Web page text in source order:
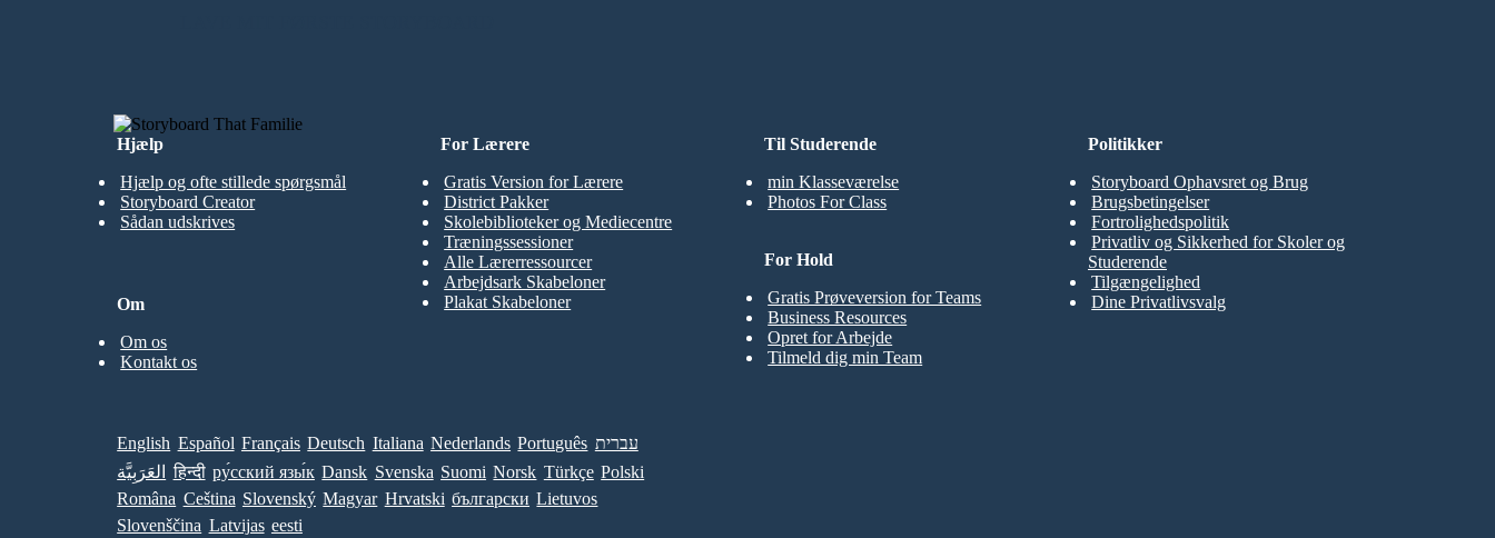
Hjælp
Hjælp og ofte stillede spørgsmål
Storyboard Creator
Sådan udskrives
Til Studerende
min Klasseværelse
Photos For Class
For Lærere
Gratis Version for Lærere
District Pakker
Skolebiblioteker og Mediecentre
Træningssessioner
Alle Lærerressourcer
Arbejdsark Skabeloner
Plakat Skabeloner
For Hold
Gratis Prøveversion for Teams
Business Resources
Opret for Arbejde
Tilmeld dig min Team
Om
Om os
Kontakt os
Politikker
Storyboard Ophavsret og Brug
Brugsbetingelser
Fortrolighedspolitik
Privatliv og Sikkerhed for Skoler og
Studerende
Tilgængelighed
Dine Privatlivsvalg
English Español Français Deutsch Italiana Nederlands Português עברית
العَرَبِيَّة
हिन्दी ру́сский язы́к Dansk Svenska Suomi Norsk Türkçe Polski
Româna Ceština Slovenský Magyar Hrvatski български Lietuvos
Slovenščina Latvijas eesti